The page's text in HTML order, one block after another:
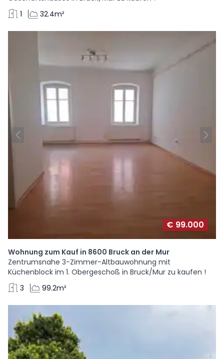
1
32.4m²
€ 99.000
Wohnung zum Kauf in 8600 Bruck an der Mur
Zentrumsnahe 3-Zimmer-Altbauwohnung mit
Küchenblock im 1. Obergeschoß in Bruck/Mur zu kaufen !
3
99.2m²